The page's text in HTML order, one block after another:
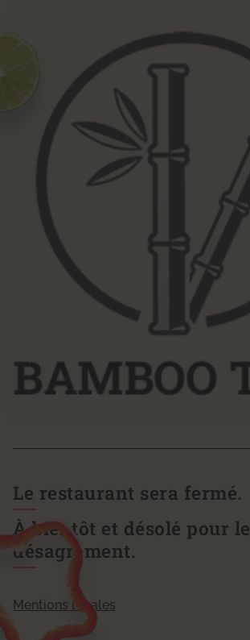
Le restaurant sera fermé.
À bientôt et désolé pour le
désagrément.
Mentions légales